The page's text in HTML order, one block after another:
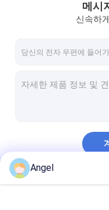
스테인레스 강은 완
스테인레스 강판
스테인레스 스틸 바
메시
신속하
Angel